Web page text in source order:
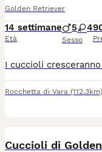
Golden Retriever
14 settimane
Età
5 4
Sesso
Rocchetta di Vara (112.3km)
Cuccioli di